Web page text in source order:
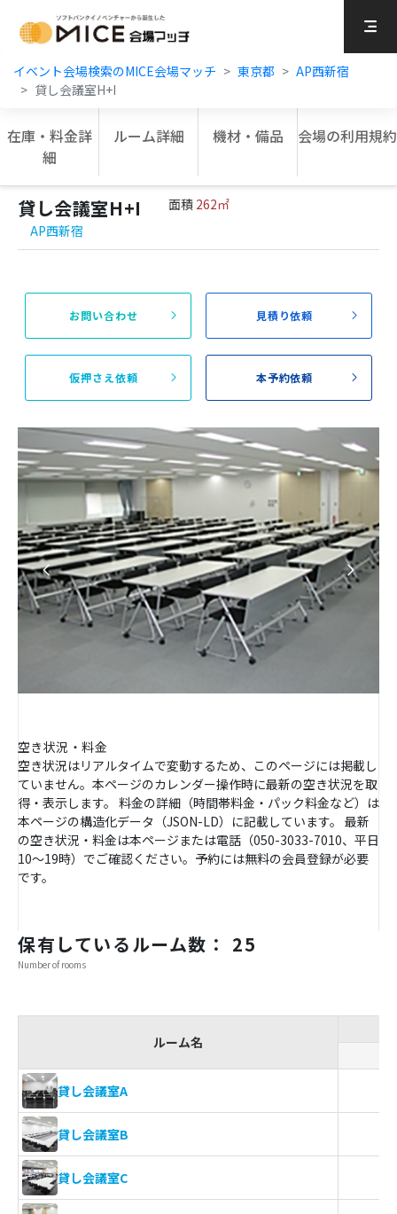
イベント会場検索のMICE会場マッチ 東京都
AP西新宿
貸し会議室H+I
在庫・料金詳
細
ルーム詳細 機材・備品 会場の利用規約
貸し会議室H+I 面積 262㎡
AP西新宿
お問い合わせ 見積り依頼
仮押さえ依頼 本予約依頼
空き状況・料金
空き状況はリアルタイムで変動するため、このページには掲載し
ていません。本ページのカレンダー操作時に最新の空き状況を取
得・表示します。 料金の詳細（時間帯料金・パック料金など）は
本ページの構造化データ（JSON-LD）に記載しています。 最新
の空き状況・料金は本ページまたは電話（050-3033-7010、平日
10〜19時）でご確認ください。予約には無料の会員登録が必要
です。
保有しているルーム数： 25
Number of rooms
ルーム名
貸し会議室A
貸し会議室B
貸し会議室C